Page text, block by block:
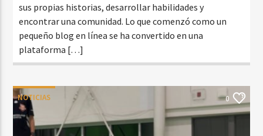
sus propias historias, desarrollar habilidades y
encontrar una comunidad. Lo que comenzó como un
pequeño blog en línea se ha convertido en una
plataforma […]
NOTICIAS 0